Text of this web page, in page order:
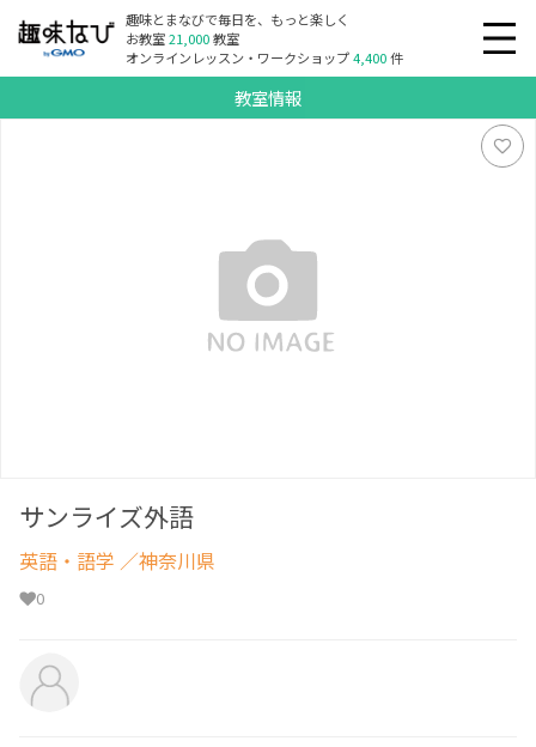
趣味とまなびで毎日を、もっと楽しく
お教室21,000教室
オンラインレッスン・ワークショップ4,400件
教室情報
サンライズ外語
英語・語学 ／神奈川県
0